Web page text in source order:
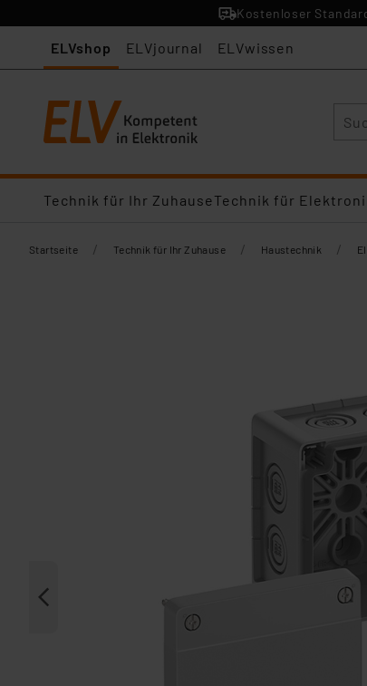
Kostenloser
ELVshop ELVjournal ELVwissen
Technik für Ihr ZuhauseTechnik für
Startseite / Technik für Ihr Zuhause / Haustechnik /